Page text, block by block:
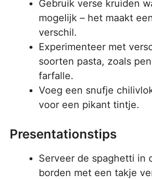
Gebruik verse kruiden
mogelijk – het maakt
verschil.
Experimenteer met
soorten pasta, zoals
farfalle.
Voeg een snufje
voor een pikant tintje.
Presentationstips
Serveer de spaghetti in
borden met een takje